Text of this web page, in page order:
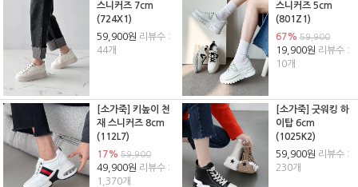
스니커즈 7cm
(724X1)
59,900원 리뷰수 :
44개
스니커즈 5cm
(801Z1)
67%59,900
19,900원 리뷰수 :
10개
[소가죽] 키높이 천
재 스니커즈 8cm
(112L7)
17%59,900
49,900원 리뷰수 :
1,370개
[소가죽] 굿워킹 하
이탑 6cm
(1025K2)
59,900원 리뷰수 :
230개